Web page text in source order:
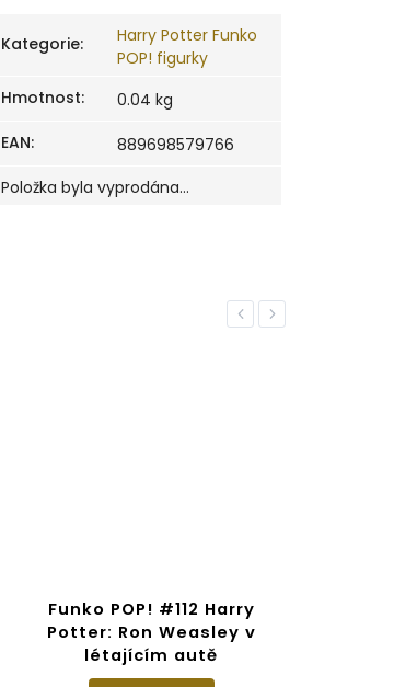
Kategorie:
Harry Potter Funko
POP! figurky
Hmotnost:
0.04 kg
EAN:
889698579766
Položka byla vyprodána…
Previous
Funko POP! #112 Harry
Potter: Ron Weasley v
létajícím autě
Next